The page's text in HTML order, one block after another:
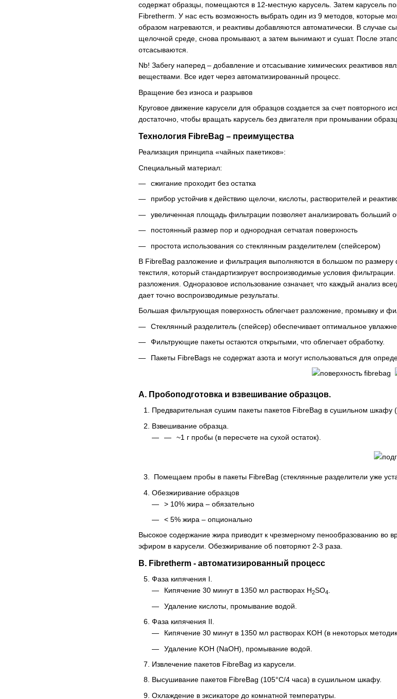
содержат образцы, помещаются в 12-местную карусель. Затем карусель
Fibretherm. У нас есть возможность выбрать один из 9 методов, которые
образом нагреваются, и реактивы добавляются автоматически. В случае
щелочной среде, снова промывают, а затем вынимают и сушат. После
отсасываются.
Nb! Забегу наперед – добавление и отсасывание химических реактивов
веществами. Все идет через автоматизированный процесс.
Вращение без износа и разрывов
Круговое движение карусели для образцов создается за счет повторного
достаточно, чтобы вращать карусель без двигателя при промывании
Технология FibreBag – преимущества
Реализация принципа «чайных пакетиков»:
Специальный материал:
сжигание проходит без остатка
прибор устойчив к действию щелочи, кислоты, растворителей и
увеличенная площадь фильтрации позволяет анализировать больший
постоянный размер пор и однородная сетчатая поверхность
простота использования со стеклянным разделителем (спейсером)
В FibreBag разложение и фильтрация выполняются в большом по размеру
текстиля, который стандартизирует воспроизводимые условия
разложения. Одноразовое использование означает, что каждый анализ
дает точно воспроизводимые результаты.
Большая фильтрующая поверхность облегчает разложение, промывку и
Стеклянный разделитель (спейсер) обеспечивает оптимальное
Фильтрующие пакеты остаются открытыми, что облегчает обработку.
Пакеты FibreBags не содержат азота и могут использоваться для
А. Пробоподготовка и взвешивание образцов.
Предварительная сушим пакеты пакетов FibreBag в сушильном шкафу
Взвешивание образца.
~1 г пробы (в пересчете на сухой остаток).
Помещаем пробы в пакеты FibreBag (стеклянные разделители уже
Обезжиривание образцов
> 10% жира – обязательно
< 5% жира – опционально
Высокое содержание жира приводит к чрезмерному пенообразованию во
эфиром в карусели. Обезжиривание об повторяют 2-3 раза.
В. Fibretherm - автоматизированный процесс
Фаза кипячения I.
Кипячение 30 минут в 1350 мл растворах H2SO4.
Удаление кислоты, промывание водой.
Фаза кипячения II.
Кипячение 30 минут в 1350 мл растворах KOH (в некоторых
Удаление KOH (NaOH), промывание водой.
Извлечение пакетов FibreBag из карусели.
Высушивание пакетов FibreBag (105°C/4 часа) в сушильном шкафу.
Охлаждение в эксикаторе до комнатной температуры.